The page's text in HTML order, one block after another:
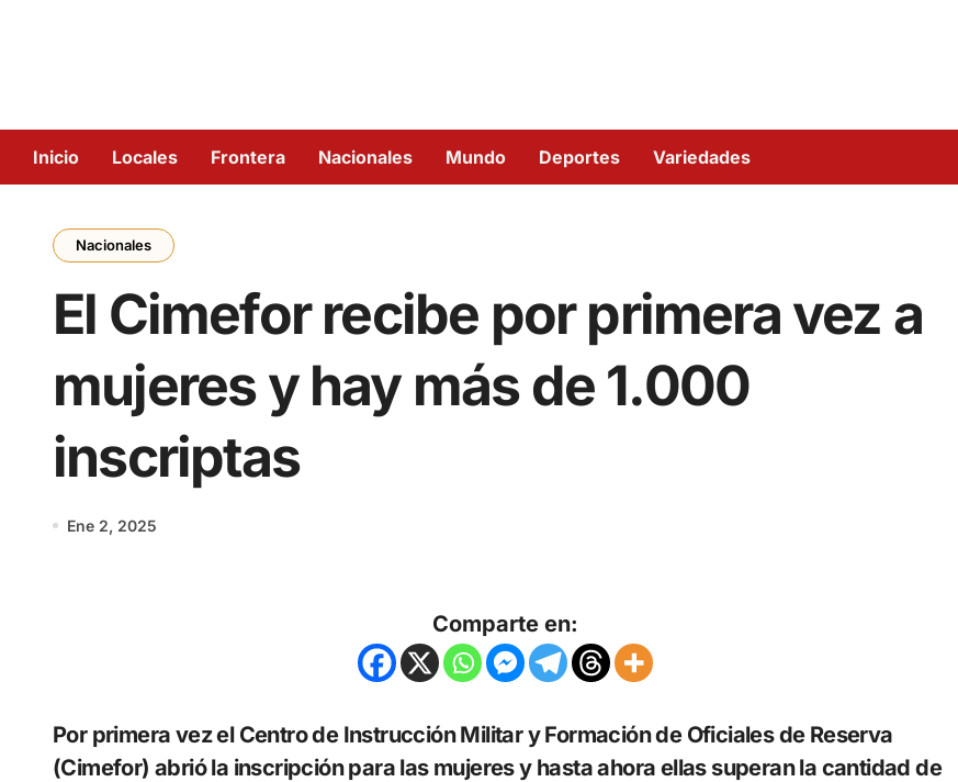
Inicio Locales Frontera Nacionales Mundo Deportes Variedades
Nacionales
El Cimefor recibe por primera vez a
mujeres y hay más de 1.000
inscriptas
Ene 2, 2025
Comparte en:
Por primera vez el Centro de Instrucción Militar y Formación de Oficiales de Reserva
(Cimefor) abrió la inscripción para las mujeres y hasta ahora ellas superan la cantidad de